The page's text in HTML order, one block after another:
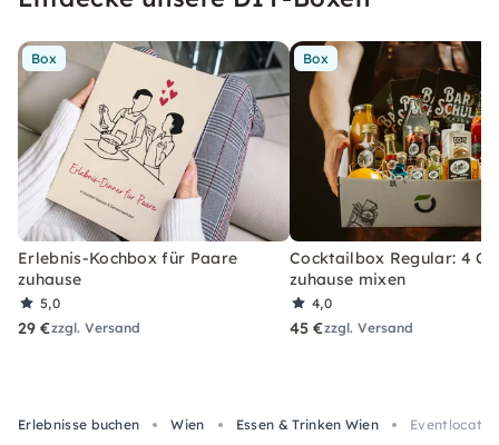
Box
Erlebnis-Kochbox für Paare
zuhause
5,0
29 €zzgl. Versand
Box
Cocktailbox Regular: 4
zuhause mixen
4,0
45 €zzgl. Versand
Erlebnisse buchen Wien Essen & Trinken Wien